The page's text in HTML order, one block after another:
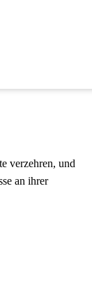
verzehren, und
an ihrer